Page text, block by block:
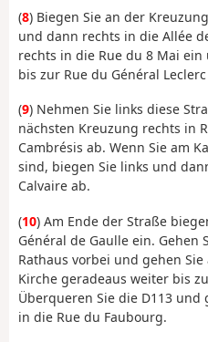
(8) Biegen Sie an der
und dann rechts in die Allée
rechts in die Rue du 8 Mai
bis zur Rue du Général
(9) Nehmen Sie links diese
nächsten Kreuzung rechts in
Cambrésis ab. Wenn Sie am
sind, biegen Sie links und
Calvaire ab.
(10) Am Ende der Straße
Général de Gaulle ein. Gehen
Rathaus vorbei und gehen
Kirche geradeaus weiter bis
Überqueren Sie die D113
in die Rue du Faubourg.